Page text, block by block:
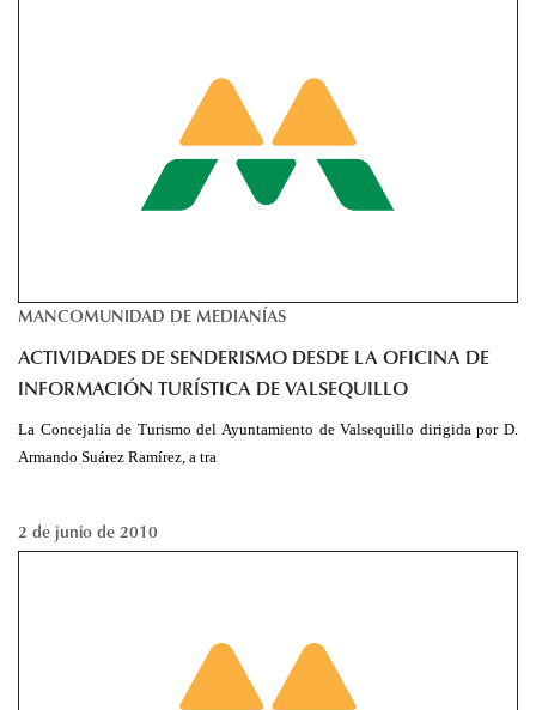
MANCOMUNIDAD DE MEDIANÍAS
ACTIVIDADES DE SENDERISMO DESDE LA OFICINA DE
INFORMACIÓN TURÍSTICA DE VALSEQUILLO
La Concejalía de Turismo del Ayuntamiento de Valsequillo dirigida por D.
Armando Suárez Ramírez, a tra
2 de junio de 2010